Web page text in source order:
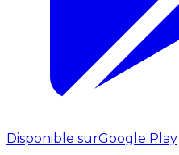
Disponible surGoogle Play